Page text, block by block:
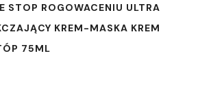
STOP ROGOWACENIU ULTRA
KREM-MASKA KREM
75ML